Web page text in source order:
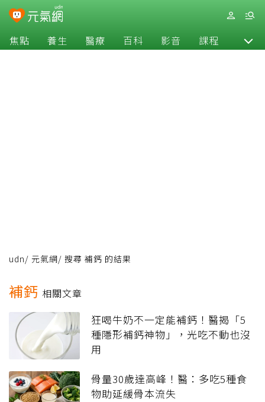
焦點 養生 醫療 百科 影音 課程 退休
udn/ 元氣網/ 搜尋 補鈣 的結果
補鈣 相關文章
狂喝牛奶不一定能補鈣！醫揭「5
種隱形補鈣神物」，光吃不動也沒
用
骨量30歲達高峰！醫：多吃5種食
物助延緩骨本流失